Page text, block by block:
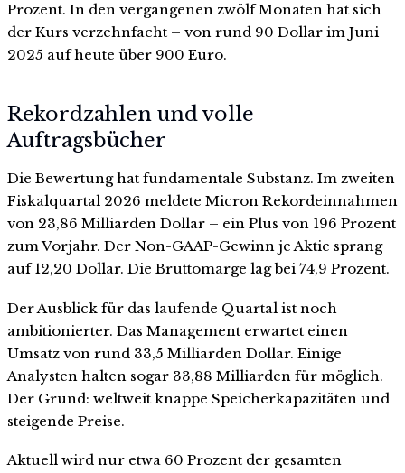
Prozent. In den vergangenen zwölf Monaten hat sich
der Kurs verzehnfacht – von rund 90 Dollar im Juni
2025 auf heute über 900 Euro.
Rekordzahlen und volle
Auftragsbücher
Die Bewertung hat fundamentale Substanz. Im zweiten
Fiskalquartal 2026 meldete Micron Rekordeinnahmen
von 23,86 Milliarden Dollar – ein Plus von 196 Prozent
zum Vorjahr. Der Non-GAAP-Gewinn je Aktie sprang
auf 12,20 Dollar. Die Bruttomarge lag bei 74,9 Prozent.
Der Ausblick für das laufende Quartal ist noch
ambitionierter. Das Management erwartet einen
Umsatz von rund 33,5 Milliarden Dollar. Einige
Analysten halten sogar 33,88 Milliarden für möglich.
Der Grund: weltweit knappe Speicherkapazitäten und
steigende Preise.
Aktuell wird nur etwa 60 Prozent der gesamten